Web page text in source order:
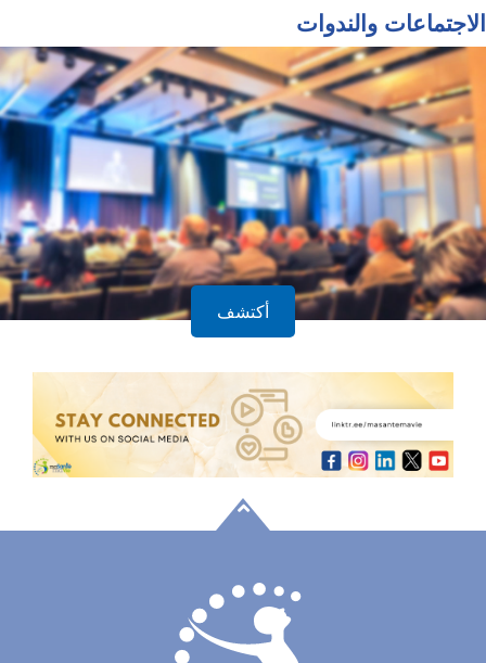
الاجتماعات والندوات
أكتشف